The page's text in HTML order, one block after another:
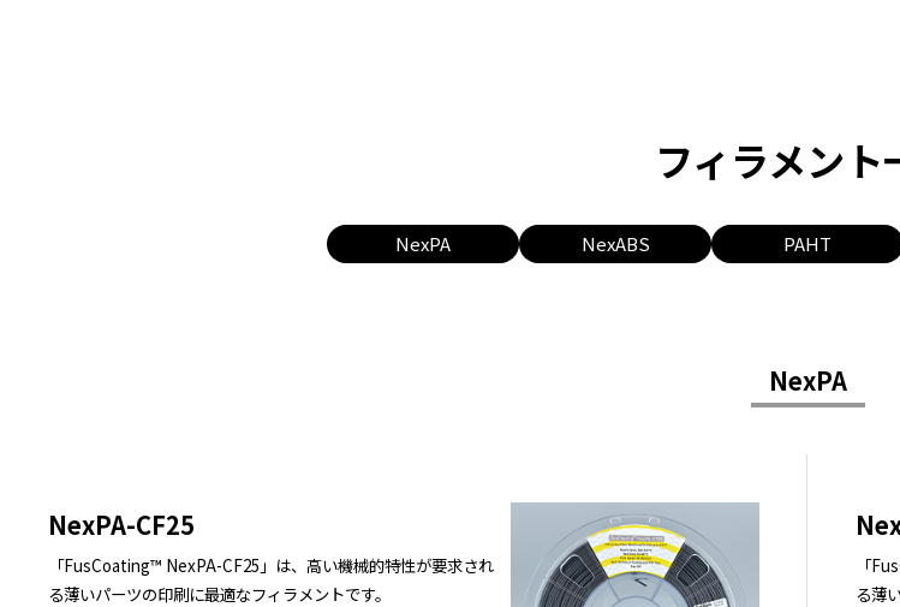
フィラメント
NexPA NexABS PAHT
NexPA
NexPA-CF25
「FusCoating™ NexPA-CF25」は、高い機械的特性が要求され
る薄いパーツの印刷に最適なフィラメントです。
「
る薄